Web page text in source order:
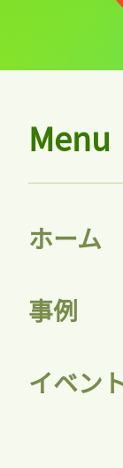
Menu
ホーム
事例
イベン